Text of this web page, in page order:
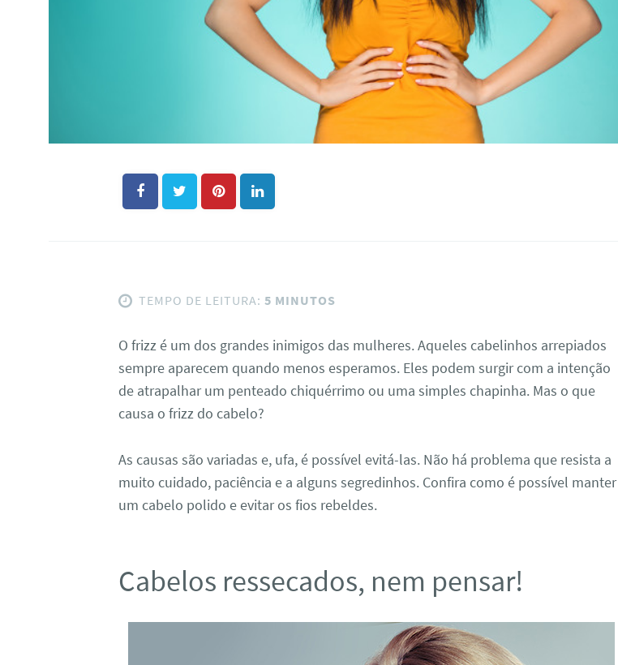
TEMPO DE LEITURA: 5 MINUTOS
O frizz é um dos grandes inimigos das mulheres. Aqueles cabelinhos arrepiados
sempre aparecem quando menos esperamos. Eles podem surgir com a intenção
de atrapalhar um penteado chiquérrimo ou uma simples chapinha. Mas o que
causa o frizz do cabelo?
As causas são variadas e, ufa, é possível evitá-las. Não há problema que resista a
muito cuidado, paciência e a alguns segredinhos. Confira como é possível manter
um cabelo polido e evitar os fios rebeldes.
Cabelos ressecados, nem pensar!